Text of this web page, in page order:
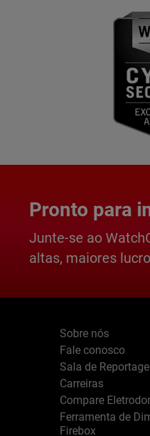
Pronto para
Junte-se ao
altas, maiores
Sobre nós
Fale conosco
Sala de
Carreiras
Compare
Ferramenta de
Firebox